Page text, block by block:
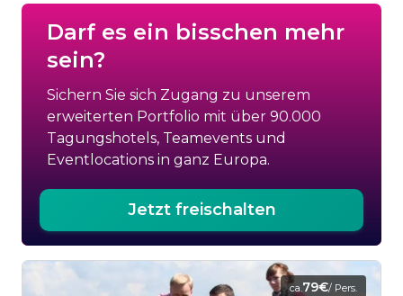
Darf es ein bisschen mehr
sein?
Sichern Sie sich Zugang zu unserem
erweiterten Portfolio mit über 90.000
Tagungshotels, Teamevents und
Eventlocations in ganz Europa.
Jetzt freischalten
ca.79€/ Pers.